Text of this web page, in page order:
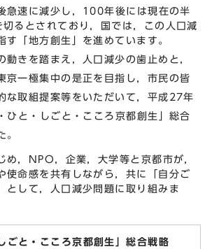
急速に減少し，100年後には現在の半
るとされており，国では，この人口減
す「地方創生」を進めています。
きを踏まえ，人口減少の歯止めと，
京一極集中の是正を目指し，市民の皆
な取組提案等をいただいて，平成27年
ひと・しごと・こころ京都創生」総合
。
，NPO，企業，大学等と京都市が，
使命感を共有しながら，共に「自分ご
として，人口減少問題に取り組みま
ごと・こころ京都創生」総合戦略